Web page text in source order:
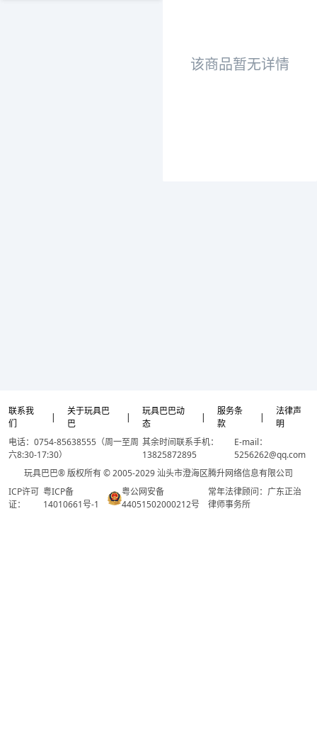
该商品暂无详情
联系我
们
|
关于玩具巴
巴
|
玩具巴巴动
态
|
服务条
款
|
法律声
明
电话：0754-85638555（周一至周
六8:30-17:30）
其余时间联系手机：
13825872895
E-mail：
5256262@qq.com
玩具巴巴® 版权所有 © 2005-2029 汕头市澄海区腾升网络信息有限公司
ICP许可
证：
粤ICP备
14010661号-1
粤公网安备
44051502000212号
常年法律顾问：广东正治
律师事务所